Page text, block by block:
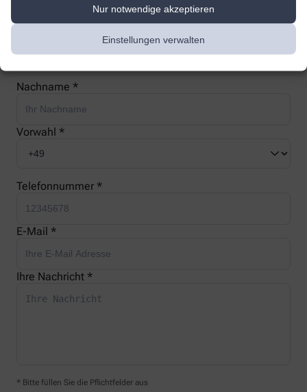
Nur notwendige akzeptieren
Einstellungen verwalten
Nachname *
Vorwahl *
Telefonnummer *
E-Mail *
Ihre Nachricht *
* Bitte füllen Sie die Pflichtfelder aus